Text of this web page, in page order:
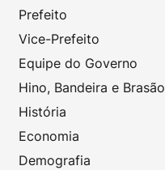
Prefeito
Vice-Prefeito
Equipe do Governo
Hino, Bandeira e Brasão
História
Economia
Demografia